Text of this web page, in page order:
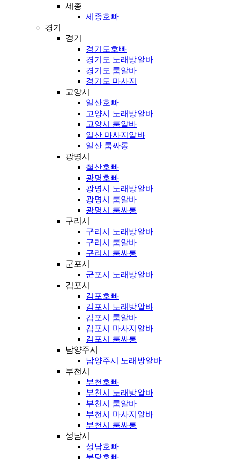
세종
세종호빠
경기
경기
경기도호빠
경기도 노래방알바
경기도 룸알바
경기도 마사지
고양시
일산호빠
고양시 노래방알바
고양시 룸알바
일산 마사지알바
일산 룸싸롱
광명시
철산호빠
광명호빠
광명시 노래방알바
광명시 룸알바
광명시 룸싸롱
구리시
구리시 노래방알바
구리시 룸알바
구리시 룸싸롱
군포시
군포시 노래방알바
김포시
김포호빠
김포시 노래방알바
김포시 룸알바
김포시 마사지알바
김포시 룸싸롱
남양주시
남양주시 노래방알바
부천시
부천호빠
부천시 노래방알바
부천시 룸알바
부천시 마사지알바
부천시 룸싸롱
성남시
성남호빠
분당호빠